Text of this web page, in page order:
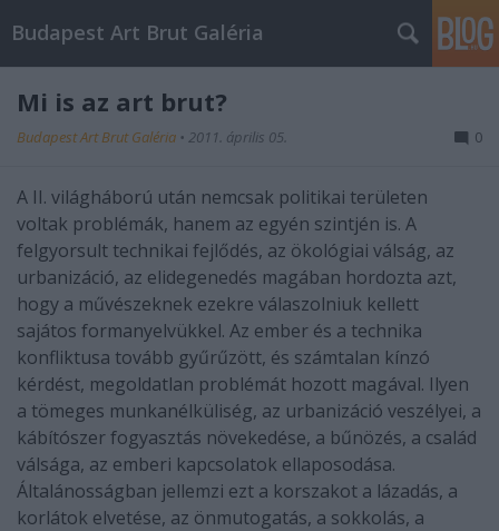
Budapest Art Brut Galéria
Mi is az art brut?
Budapest Art Brut Galéria • 2011. április 05. 0
A II. világháború után nemcsak politikai területen
voltak problémák, hanem az egyén szintjén is. A
felgyorsult technikai fejlődés, az ökológiai válság, az
urbanizáció, az elidegenedés magában hordozta azt,
hogy a művészeknek ezekre válaszolniuk kellett
sajátos formanyelvükkel. Az ember és a technika
konfliktusa tovább gyűrűzött, és számtalan kínzó
kérdést, megoldatlan problémát hozott magával. Ilyen
a tömeges munkanélküliség, az urbanizáció veszélyei, a
kábítószer fogyasztás növekedése, a bűnözés, a család
válsága, az emberi kapcsolatok ellaposodása.
Általánosságban jellemzi ezt a korszakot a lázadás, a
korlátok elvetése, az önmutogatás, a sokkolás, a